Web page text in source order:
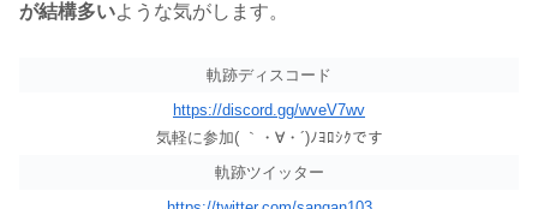
が結構多いような気がします。
軌跡ディスコード
https://discord.gg/wveV7wv
気軽に参加( ｀・∀・´)ﾉﾖﾛｼｸです
軌跡ツイッター